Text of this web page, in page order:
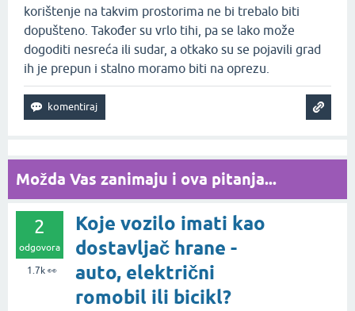
korištenje na takvim prostorima ne bi trebalo biti
dopušteno. Također su vrlo tihi, pa se lako može
dogoditi nesreća ili sudar, a otkako su se pojavili grad
ih je prepun i stalno moramo biti na oprezu.
Možda Vas zanimaju i ova pitanja...
2
odgovora
1.7k👀
Koje vozilo imati kao
dostavljač hrane -
auto, električni
romobil ili bicikl?